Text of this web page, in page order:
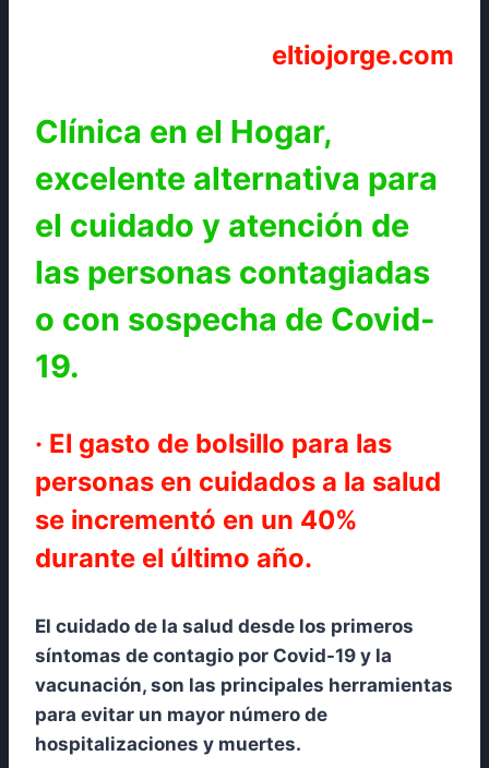
eltiojorge.com
Clínica en el Hogar,
excelente alternativa para
el cuidado y atención de
las personas contagiadas
o con sospecha de Covid-
19.
· El gasto de bolsillo para las
personas en cuidados a la salud
se incrementó en un 40%
durante el último año.
El cuidado de la salud desde los primeros
síntomas de contagio por Covid-19 y la
vacunación, son las principales herramientas
para evitar un mayor número de
hospitalizaciones y muertes.